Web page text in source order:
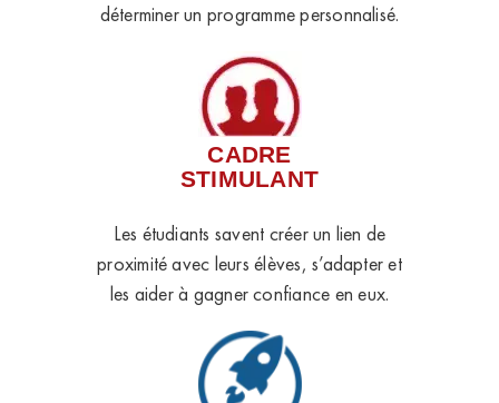
déterminer un programme personnalisé.
CADRE
STIMULANT
Les étudiants savent créer un lien de
proximité avec leurs élèves, s’adapter et
les aider à gagner confiance en eux.